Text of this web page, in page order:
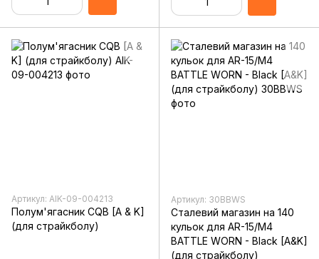
Артикул: AIK-09-004213
Полум'ягасник CQB [A & K]
(для страйкболу)
Артикул: 30BBWS
Сталевий магазин на 140
кульок для AR-15/M4
BATTLE WORN - Black [A&K]
(для страйкболу)